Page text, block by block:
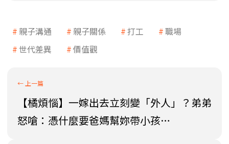
親子溝通 親子關係 打工
職場
世代差異
價值觀
【橘煩惱】一嫁出去立刻變「外人」？弟弟
怒嗆：憑什麼要爸媽幫妳帶小孩…